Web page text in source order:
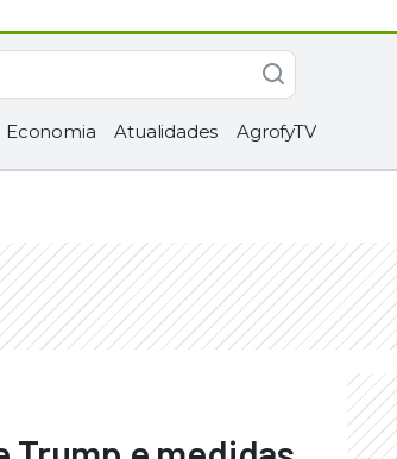
Economia Atualidades AgrofyTV